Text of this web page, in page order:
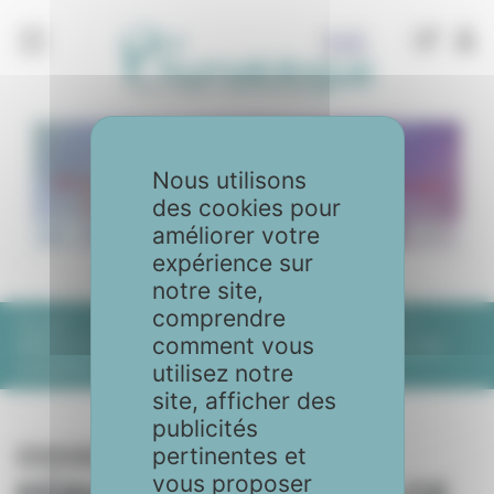
Articles
No. 115 - Septembre 2024
PÉRIOSTITES TIBIALES CE QUE NE MONTRENT PAS LES
No. 115 - Septembre 2024
Nous utilisons
des cookies pour
améliorer votre
expérience sur
notre site,
comprendre
comment vous
utilisez notre
site, afficher des
publicités
pertinentes et
vous proposer